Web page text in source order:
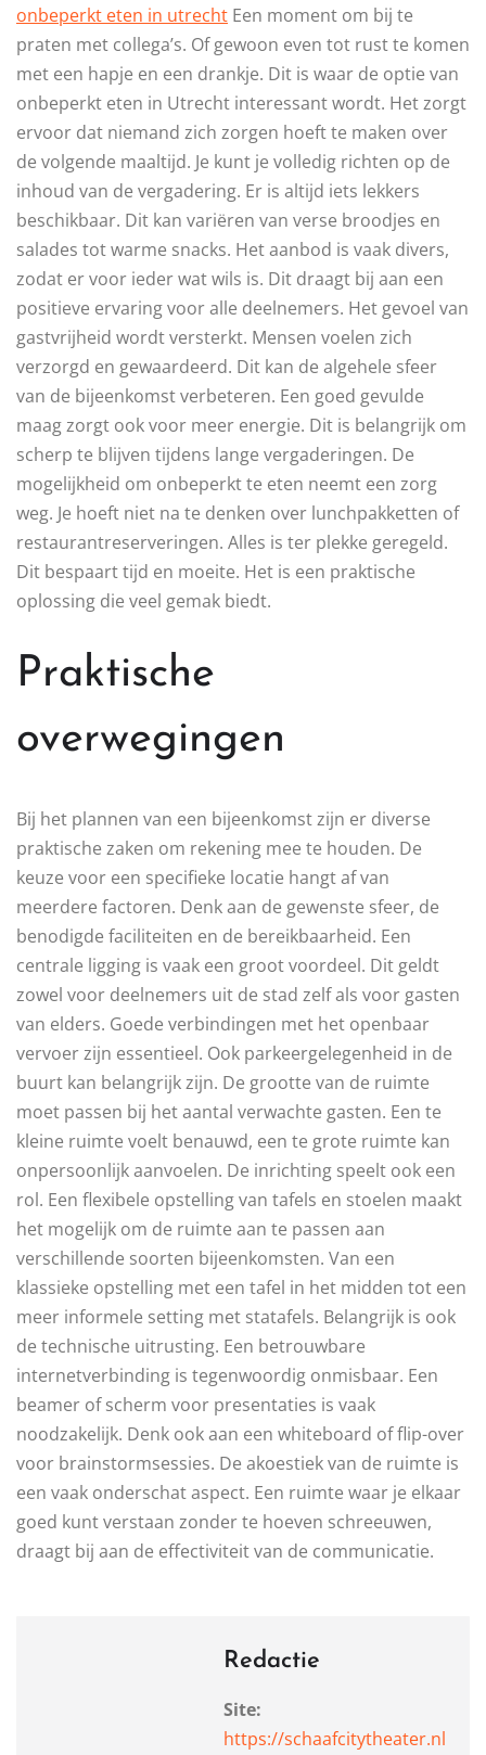
onbeperkt eten in utrecht Een moment om bij te
praten met collega’s. Of gewoon even tot rust te komen
met een hapje en een drankje. Dit is waar de optie van
onbeperkt eten in Utrecht interessant wordt. Het zorgt
ervoor dat niemand zich zorgen hoeft te maken over
de volgende maaltijd. Je kunt je volledig richten op de
inhoud van de vergadering. Er is altijd iets lekkers
beschikbaar. Dit kan variëren van verse broodjes en
salades tot warme snacks. Het aanbod is vaak divers,
zodat er voor ieder wat wils is. Dit draagt bij aan een
positieve ervaring voor alle deelnemers. Het gevoel van
gastvrijheid wordt versterkt. Mensen voelen zich
verzorgd en gewaardeerd. Dit kan de algehele sfeer
van de bijeenkomst verbeteren. Een goed gevulde
maag zorgt ook voor meer energie. Dit is belangrijk om
scherp te blijven tijdens lange vergaderingen. De
mogelijkheid om onbeperkt te eten neemt een zorg
weg. Je hoeft niet na te denken over lunchpakketten of
restaurantreserveringen. Alles is ter plekke geregeld.
Dit bespaart tijd en moeite. Het is een praktische
oplossing die veel gemak biedt.
Praktische
overwegingen
Bij het plannen van een bijeenkomst zijn er diverse
praktische zaken om rekening mee te houden. De
keuze voor een specifieke locatie hangt af van
meerdere factoren. Denk aan de gewenste sfeer, de
benodigde faciliteiten en de bereikbaarheid. Een
centrale ligging is vaak een groot voordeel. Dit geldt
zowel voor deelnemers uit de stad zelf als voor gasten
van elders. Goede verbindingen met het openbaar
vervoer zijn essentieel. Ook parkeergelegenheid in de
buurt kan belangrijk zijn. De grootte van de ruimte
moet passen bij het aantal verwachte gasten. Een te
kleine ruimte voelt benauwd, een te grote ruimte kan
onpersoonlijk aanvoelen. De inrichting speelt ook een
rol. Een flexibele opstelling van tafels en stoelen maakt
het mogelijk om de ruimte aan te passen aan
verschillende soorten bijeenkomsten. Van een
klassieke opstelling met een tafel in het midden tot een
meer informele setting met statafels. Belangrijk is ook
de technische uitrusting. Een betrouwbare
internetverbinding is tegenwoordig onmisbaar. Een
beamer of scherm voor presentaties is vaak
noodzakelijk. Denk ook aan een whiteboard of flip-over
voor brainstormsessies. De akoestiek van de ruimte is
een vaak onderschat aspect. Een ruimte waar je elkaar
goed kunt verstaan zonder te hoeven schreeuwen,
draagt bij aan de effectiviteit van de communicatie.
Redactie
Site:
https://schaafcitytheater.nl